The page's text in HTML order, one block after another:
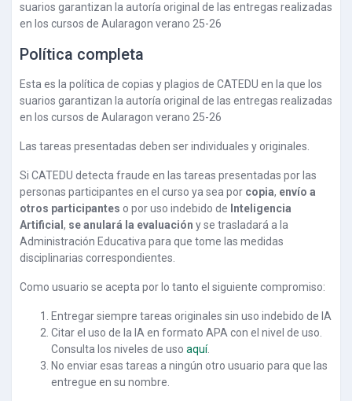
suarios garantizan la autoría original de las entregas realizadas
en los cursos de Aularagon verano 25-26
Política completa
Esta es la política de copias y plagios de CATEDU en la que los
suarios garantizan la autoría original de las entregas realizadas
en los cursos de Aularagon verano 25-26
Las tareas presentadas deben ser individuales y originales.
Si CATEDU detecta fraude en las tareas presentadas por las
personas participantes en el curso ya sea por copia, envío a
otros participantes o por uso indebido de Inteligencia
Artificial , se anulará la evaluación y se trasladará a la
Administración Educativa para que tome las medidas
disciplinarias correspondientes.
Como usuario se acepta por lo tanto el siguiente compromiso:
Entregar siempre tareas originales sin uso indebido de IA
Citar el uso de la IA en formato APA con el nivel de uso.
Consulta los niveles de uso aquí.
No enviar esas tareas a ningún otro usuario para que las
entregue en su nombre.